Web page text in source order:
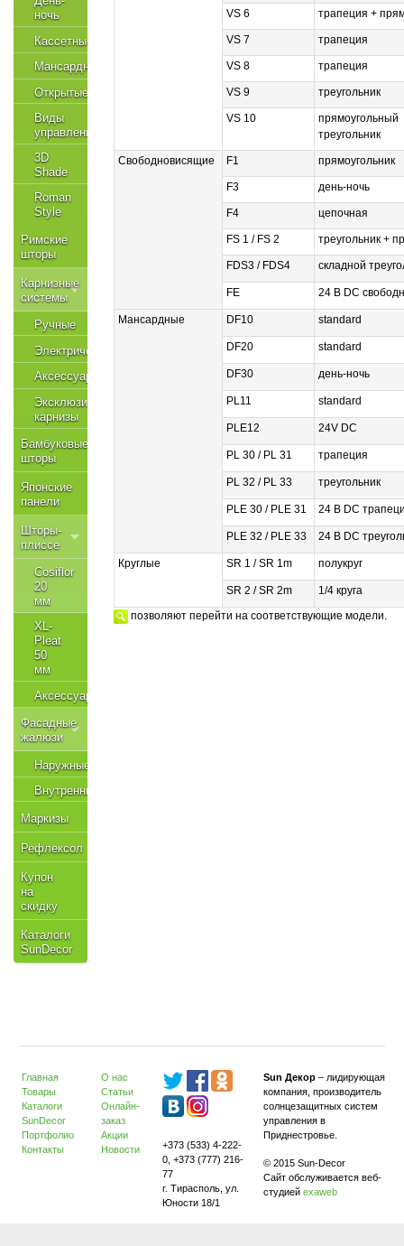
ночь
Кассетные
Мансардные
Открытые
Виды
управления
3D
Shade
Roman
Style
Римские
шторы
Карнизные
системы
Ручные
Электрические
Аксессуары
Эксклюзивные
карнизы
Бамбуковые
шторы
Японские
панели
Шторы-
плиссе
Cosiflor
20
мм
XL-
Pleat
50
мм
Аксессуары
Фасадные
жалюзи
Наружные
Внутренние
Маркизы
Рефлексол
Купон
на
скидку
Каталоги
SunDecor
VS 6 трапеция +
VS 7 трапеция
VS 8 трапеция
VS 9 треугольник
VS 10
прямоугольный
треугольник
Свободновисящие F1 прямоугольник
F3 день-ночь
F4 цепочная
FS 1 / FS 2 треугольник +
FDS3 / FDS4 складной
FE 24 В DC
Мансардные DF10 standard
DF20 standard
DF30 день-ночь
PL11 standard
PLE12 24V DC
PL 30 / PL 31 трапеция
PL 32 / PL 33 треугольник
PLE 30 / PLE 31 24 В DC
PLE 32 / PLE 33 24 В DC
Круглые SR 1 / SR 1m полукруг
SR 2 / SR 2m
1/4 круга
позволяют перейти на соответствующие модели.
Главная
Товары
Каталоги
SunDecor
Портфолио
Контакты
О нас
Статьи
Онлайн-
заказ
Акции
Новости
+373 (533) 4-222-
0, +373 (777) 216-
77
г. Тирасполь, ул.
Юности 18/1
Sun Декор– лидирующая
компания, производитель
солнцезащитных систем
управления в
Приднестровье.
© 2015 Sun-Decor
Сайт обслуживается веб-
студией exaweb